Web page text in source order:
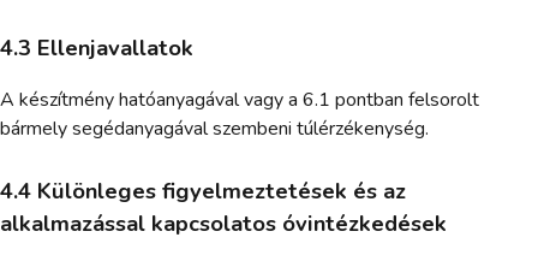
4.3 Ellenjavallatok
A készítmény hatóanyagával vagy a 6.1 pontban felsorolt
bármely segédanyagával szembeni túlérzékenység.
4.4 Különleges figyelmeztetések és az
alkalmazással kapcsolatos óvintézkedések